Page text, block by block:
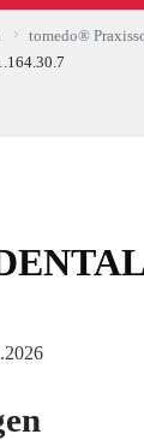
tomedo®